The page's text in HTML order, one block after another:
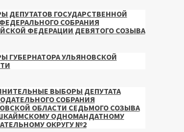
ДЕПУТАТОВ ГОСУДАРСТВЕННОЙ
СОБРАНИЯ
ФЕДЕРАЦИИ ДЕВЯТОГО СОЗЫВА
ГУБЕРНАТОРА УЛЬЯНОВСКОЙ
ВЫБОРЫ ДЕПУТАТА
СОБРАНИЯ
ОБЛАСТИ СЕДЬМОГО СОЗЫВА
ОДНОМАНДАТНОМУ
ОКРУГУ №2